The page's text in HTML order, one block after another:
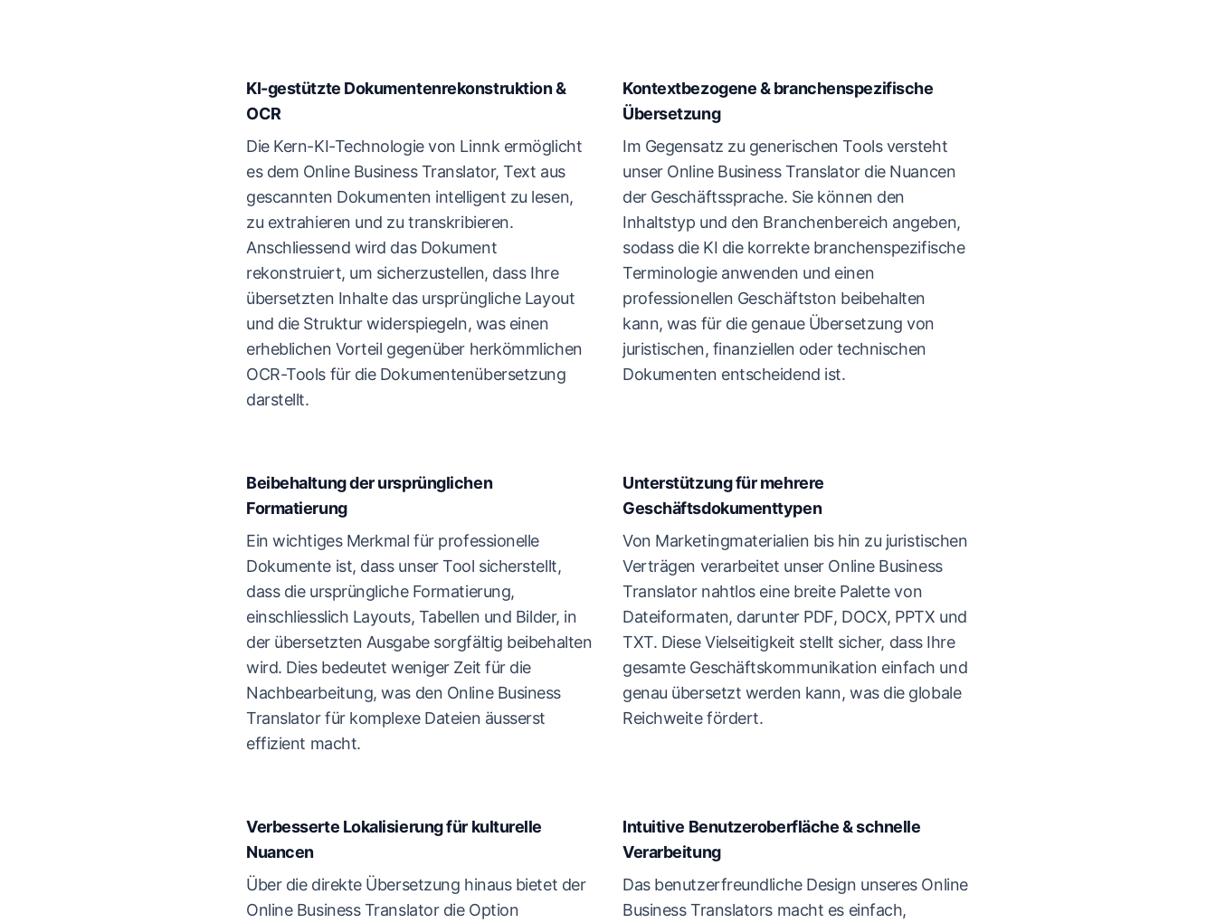
KI-gestützte Dokumentenrekonstruktion &
OCR
Die Kern-KI-Technologie von Linnk ermöglicht
es dem Online Business Translator, Text aus
gescannten Dokumenten intelligent zu lesen,
zu extrahieren und zu transkribieren.
Anschliessend wird das Dokument
rekonstruiert, um sicherzustellen, dass Ihre
übersetzten Inhalte das ursprüngliche Layout
und die Struktur widerspiegeln, was einen
erheblichen Vorteil gegenüber herkömmlichen
OCR-Tools für die Dokumentenübersetzung
darstellt.
Kontextbezogene & branchenspezifische
Übersetzung
Im Gegensatz zu generischen Tools versteht
unser Online Business Translator die Nuancen
der Geschäftssprache. Sie können den
Inhaltstyp und den Branchenbereich angeben,
sodass die KI die korrekte branchenspezifische
Terminologie anwenden und einen
professionellen Geschäftston beibehalten
kann, was für die genaue Übersetzung von
juristischen, finanziellen oder technischen
Dokumenten entscheidend ist.
Beibehaltung der ursprünglichen
Formatierung
Ein wichtiges Merkmal für professionelle
Dokumente ist, dass unser Tool sicherstellt,
dass die ursprüngliche Formatierung,
einschliesslich Layouts, Tabellen und Bilder, in
der übersetzten Ausgabe sorgfältig beibehalten
wird. Dies bedeutet weniger Zeit für die
Nachbearbeitung, was den Online Business
Translator für komplexe Dateien äusserst
effizient macht.
Unterstützung für mehrere
Geschäftsdokumenttypen
Von Marketingmaterialien bis hin zu juristischen
Verträgen verarbeitet unser Online Business
Translator nahtlos eine breite Palette von
Dateiformaten, darunter PDF, DOCX, PPTX und
TXT. Diese Vielseitigkeit stellt sicher, dass Ihre
gesamte Geschäftskommunikation einfach und
genau übersetzt werden kann, was die globale
Reichweite fördert.
Verbesserte Lokalisierung für kulturelle
Nuancen
Über die direkte Übersetzung hinaus bietet der
Online Business Translator die Option
Intuitive Benutzeroberfläche & schnelle
Verarbeitung
Das benutzerfreundliche Design unseres Online
Business Translators macht es einfach,